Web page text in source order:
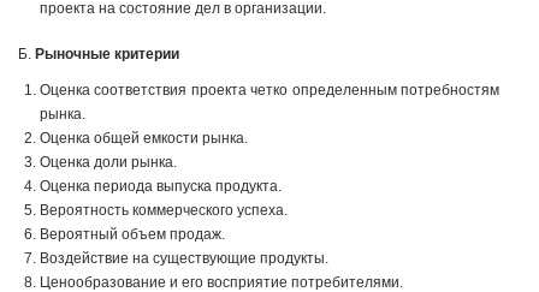
проекта на состояние дел в организации.
Б. Рыночные критерии
Оценка соответствия проекта четко определенным потребностям
рынка.
Оценка общей емкости рынка.
Оценка доли рынка.
Оценка периода выпуска продукта.
Вероятность коммерческого успеха.
Вероятный объем продаж.
Воздействие на существующие продукты.
Ценообразование и его восприятие потребителями.